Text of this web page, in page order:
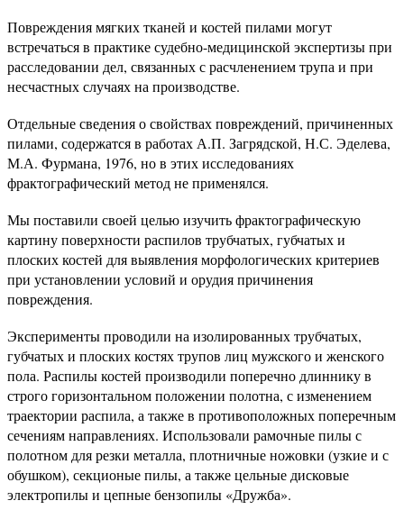
Повреждения мягких тканей и костей пилами могут
встречаться в практике судебно-медицинской экспертизы при
расследовании дел, связанных с расчленением трупа и при
несчастных случаях на производстве.
Отдельные сведения о свойствах повреждений, причиненных
пилами, содержатся в работах А.П. Загрядской, Н.С. Эделева,
М.А. Фурмана, 1976, но в этих исследованиях
фрактографический метод не применялся.
Мы поставили своей целью изучить фрактографическую
картину поверхности распилов трубчатых, губчатых и
плоских костей для выявления морфологических критериев
при установлении условий и орудия причинения
повреждения.
Эксперименты проводили на изолированных трубчатых,
губчатых и плоских костях трупов лиц мужского и женского
пола. Распилы костей производили поперечно длиннику в
строго горизонтальном положении полотна, с изменением
траектории распила, а также в противоположных поперечным
сечениям направлениях. Использовали рамочные пилы с
полотном для резки металла, плотничные ножовки (узкие и с
обушком), секционые пилы, а также цельные дисковые
электропилы и цепные бензопилы «Дружба».